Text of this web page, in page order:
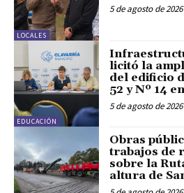
LOCALES
5 de agosto de 2026
EDUCACIÓN
licitó la
del edificio
52 y Nº 14
5 de agosto de 2026
Obras
trabajos de
sobre la
altura de